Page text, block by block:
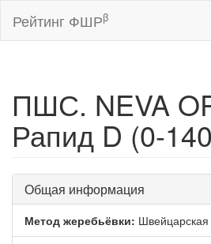
Рейтинг ФШРβ
ПШС. NEVA
Рапид D (0-
Общая информация
Метод жеребьёвки: Швейцарская